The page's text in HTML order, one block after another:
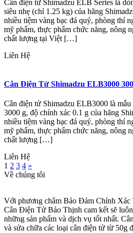
Cân điện tử Shimadzu ELB Series là
siêu nhẹ (chỉ 1.25 kg) của hãng
nhiều tiệm vàng bạc đá quý, phòng thí
mỹ phẩm, thực phẩm chức năng, nông
chất lượng tại Việt […]
Liên Hệ
Cân Điện Tử Shimadzu ELB3000
Cân điện tử Shimadzu ELB3000 là
3000 g, độ chính xác 0.1 g của hãng
nhiều tiệm vàng bạc đá quý, phòng thí
mỹ phẩm, thực phẩm chức năng, nông
chất lượng […]
Liên Hệ
1 2 3 4 »
Về chúng tôi
Với phương châm Bảo Đảm Chính
Cân Điện Tử Bảo Thịnh cam kết sẽ
những sản phẩm và dịch vụ tốt nhất.
và sửa chữa các loại cân điện tử từ 50g